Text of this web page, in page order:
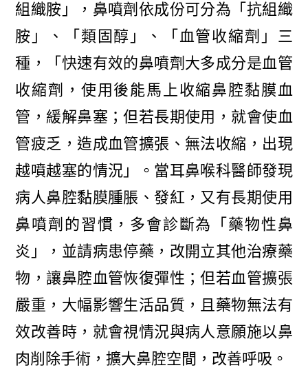
組織胺」，鼻噴劑依成份可分為「抗組織
胺」、「類固醇」、「血管收縮劑」三
種，「快速有效的鼻噴劑大多成分是血管
收縮劑，使用後能馬上收縮鼻腔黏膜血
管，緩解鼻塞；但若長期使用，就會使血
管疲乏，造成血管擴張、無法收縮，出現
越噴越塞的情況」。當耳鼻喉科醫師發現
病人鼻腔黏膜腫脹、發紅，又有長期使用
鼻噴劑的習慣，多會診斷為「藥物性鼻
炎」，並請病患停藥，改開立其他治療藥
物，讓鼻腔血管恢復彈性；但若血管擴張
嚴重，大幅影響生活品質，且藥物無法有
效改善時，就會視情況與病人意願施以鼻
肉削除手術，擴大鼻腔空間，改善呼吸。